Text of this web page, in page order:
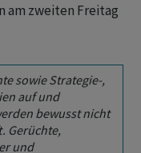
am zweiten Freitag
sowie Strategie-,
auf und
bewusst nicht
Gerüchte,
und